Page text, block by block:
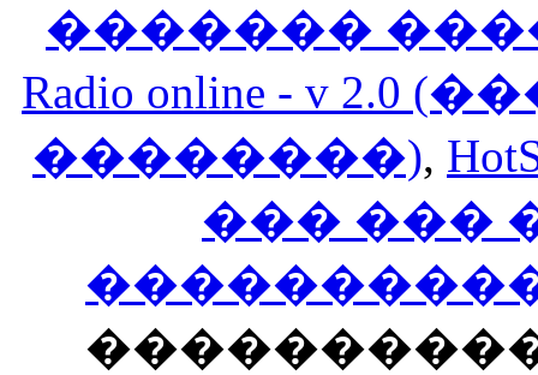
�������
Radio online - v
��������),
��� ���